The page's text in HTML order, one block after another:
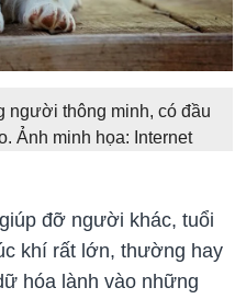
người thông minh, có đầu
Ảnh minh họa: Internet
đỡ người khác, tuổi
khí rất lớn, thường hay
hóa lành vào những